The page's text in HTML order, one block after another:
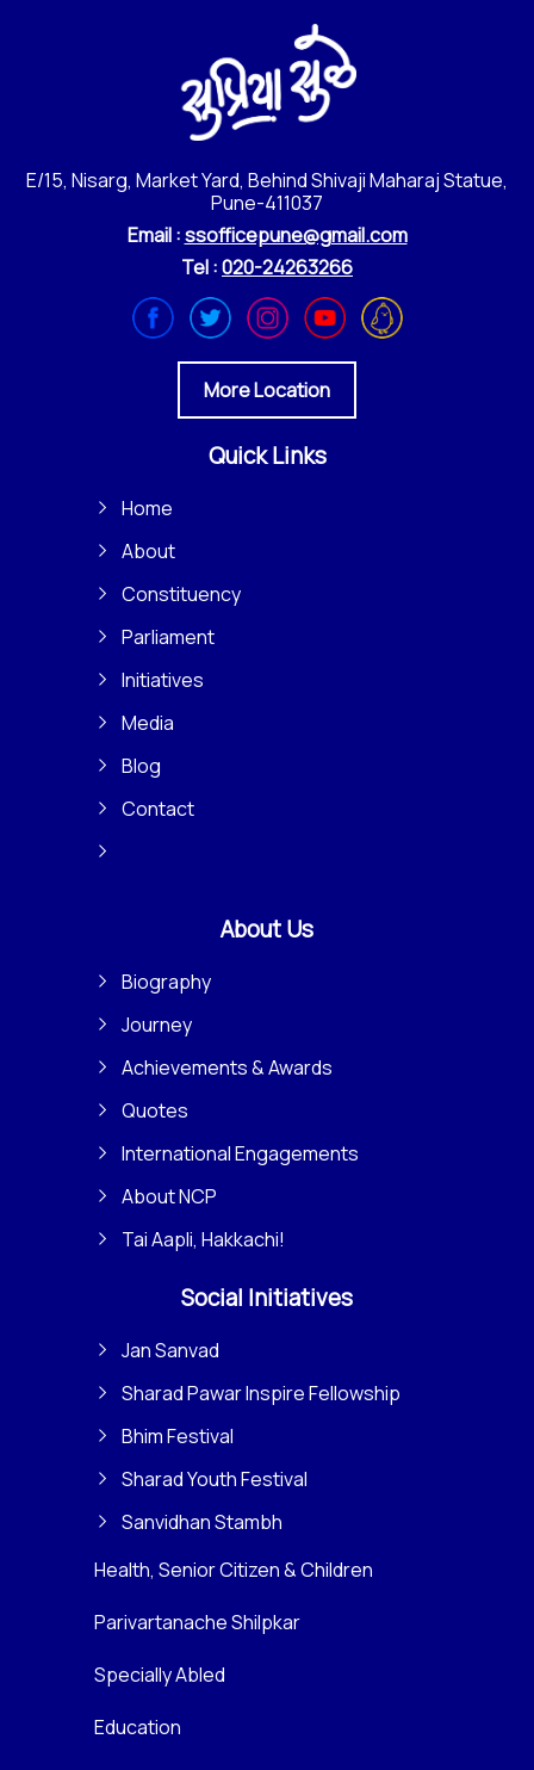
E/15, Nisarg, Market Yard, Behind Shivaji Maharaj Statue,
Pune-411037
Email :ssofficepune@gmail.com
Tel :020-24263266
More Location
Quick Links
Home
About
Constituency
Parliament
Initiatives
Media
Blog
Contact
About Us
Biography
Journey
Achievements & Awards
Quotes
International Engagements
About NCP
Tai Aapli, Hakkachi!
Social Initiatives
Jan Sanvad
Sharad Pawar Inspire Fellowship
Bhim Festival
Sharad Youth Festival
Sanvidhan Stambh
Health, Senior Citizen & Children
Parivartanache Shilpkar
Specially Abled
Education